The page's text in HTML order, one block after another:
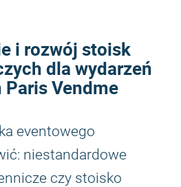
i rozwój stoisk
dla wydarzeń
Paris Vendme
eventowego
niestandardowe
czy stoisko